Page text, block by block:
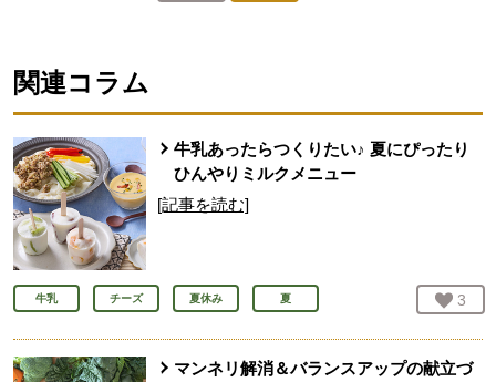
関連コラム
牛乳あったらつくりたい♪ 夏にぴったり
ひんやりミルクメニュー
[記事を読む]
牛乳 チーズ 夏休み 夏 お気
3
マンネリ解消＆バランスアップの献立づ